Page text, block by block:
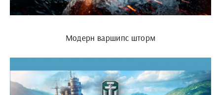
Модерн варшипс шторм